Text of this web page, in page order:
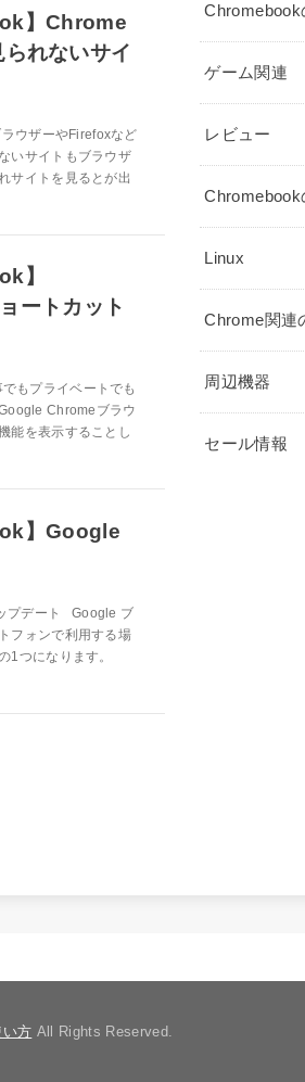
】Chrome
れないサイ
ウザーやFirefoxなど
いサイトもブラウザ
サイトを見るとが出
】
ートカット
もプライベートでも
Chromeブラウ
能を表示することし
】Google
プデート Google ブ
フォンで利用する場
1つになります。
Chromebook
ゲーム関連
レビュー
Chromebook
Linux
Chrome関連
周辺機器
セール情報
方 All Rights Reserved.